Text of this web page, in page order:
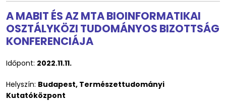
A MABIT ÉS AZ MTA BIOINFORMATIKAI
OSZTÁLYKÖZI TUDOMÁNYOS BIZOTTSÁG
KONFERENCIÁJA
Időpont: 2022.11.11.
Helyszín: Budapest, Természettudományi
Kutatóközpont